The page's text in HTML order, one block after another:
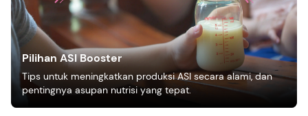
Pilihan ASI Booster
Tips untuk meningkatkan produksi ASI secara alami, dan
pentingnya asupan nutrisi yang tepat.